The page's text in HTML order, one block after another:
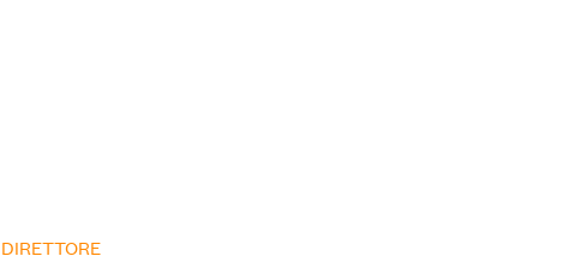
DIRETTORE